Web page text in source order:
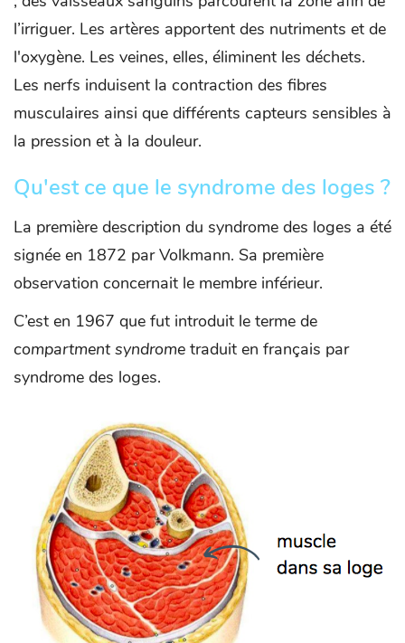
l’irriguer. Les artères apportent des nutriments et de
l'oxygène. Les veines, elles, éliminent les déchets.
Les nerfs induisent la contraction des fibres
musculaires ainsi que différents capteurs sensibles à
la pression et à la douleur.
Qu'est ce que le syndrome des loges ?
La première description du syndrome des loges a été
signée en 1872 par Volkmann. Sa première
observation concernait le membre inférieur.
C’est en 1967 que fut introduit le terme de
compartment syndrome traduit en français par
syndrome des loges.